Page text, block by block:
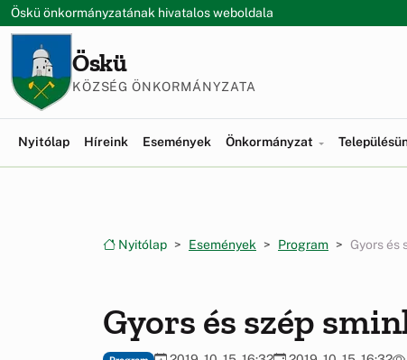
Ugrás a menüre
Ugrás a tartalomra
Öskü önkormányzatának hivatalos weboldala
Öskü
KÖZSÉG ÖNKORMÁNYZATA
Nyitólap Híreink Események Önkormányzat
Nyitólap Események Program Gyors és
Gyors és szép